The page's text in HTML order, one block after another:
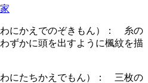
にかえでのぞきもん）： 糸の
ずかに頭を出すように楓紋を描
にたちかえでもん）： 三枚の